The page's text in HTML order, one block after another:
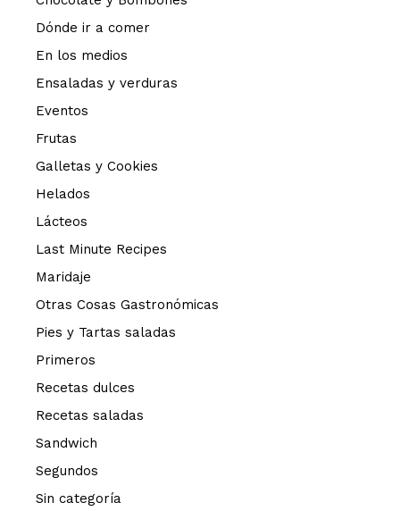
Dónde ir a comer
En los medios
Ensaladas y verduras
Eventos
Frutas
Galletas y Cookies
Helados
Lácteos
Last Minute Recipes
Maridaje
Otras Cosas Gastronómicas
Pies y Tartas saladas
Primeros
Recetas dulces
Recetas saladas
Sandwich
Segundos
Sin categoría